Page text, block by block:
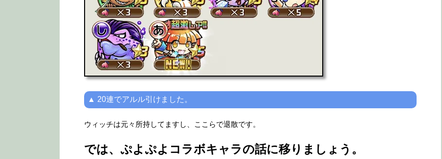
▲ 20連でアルル引けました。
ウィッチは元々所持してますし、ここらで退散です。
では、ぷよぷよコラボキャラの話に移りましょう。